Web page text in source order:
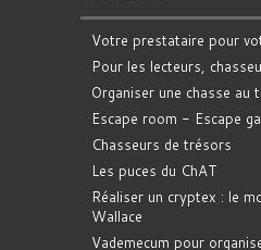
Votre prestataire pour
Pour les lecteurs,
Organiser une chasse au
Escape room - Escape
Chasseurs de trésors
Les puces du ChAT
Réaliser un cryptex : le
Wallace
Vademecum pour